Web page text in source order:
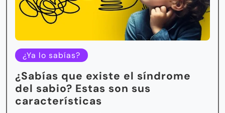
¿Ya lo sabías?
¿Sabías que existe el síndrome
del sabio? Estas son sus
características